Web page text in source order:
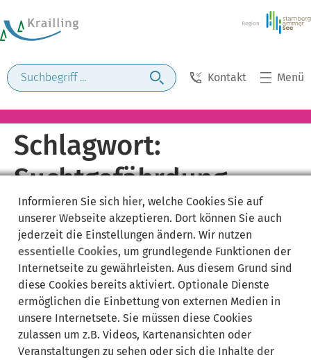
Kontakt Menü
Schlagwort:
Suchtgefährdung
Informieren Sie sich hier, welche Cookies Sie auf
unserer Webseite akzeptieren. Dort können Sie auch
jederzeit die Einstellungen ändern. Wir nutzen
essentielle Cookies, um grundlegende Funktionen der
Internetseite zu gewährleisten. Aus diesem Grund sind
diese Cookies bereits aktiviert. Optionale Dienste
ermöglichen die Einbettung von externen Medien in
unsere Internetsete. Sie müssen diese Cookies
zulassen um z.B. Videos, Kartenansichten oder
Veranstaltungen zu sehen oder sich die Inhalte der